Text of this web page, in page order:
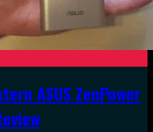
ASUS ZenPower